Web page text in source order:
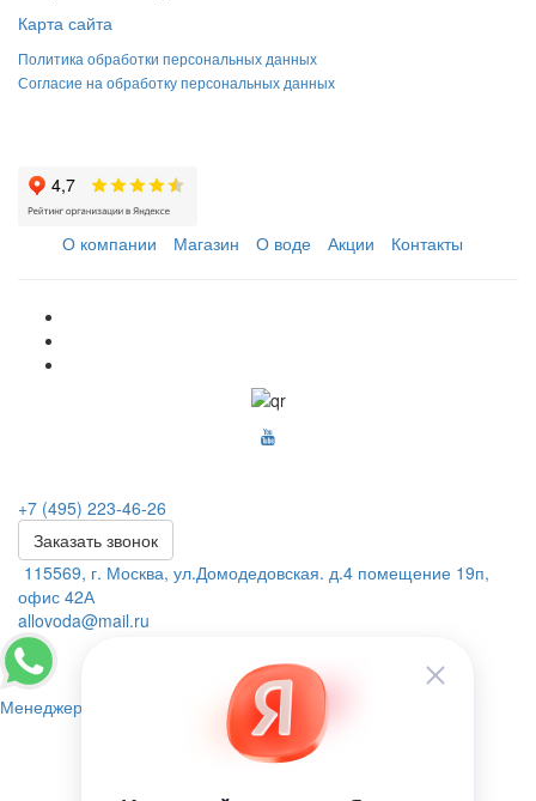
Карта сайта
Политика обработки персональных данных
Согласие на обработку персональных данных
О компании Магазин О воде Акции Контакты
+7 (495) 223-46-26
Заказать звонок
115569, г. Москва, ул.Домодедовская. д.4 помещение 19п,
офис 42А
allovoda@mail.ru
Менеджер